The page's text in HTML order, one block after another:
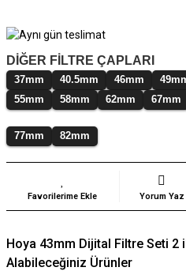
DİĞER FİLTRE ÇAPLARI
37mm 40.5mm 46mm
55mm
58mm 62mm 67mm
77mm 82mm
Yorum Yaz
Hoya 43mm Dijital Filtre Seti 2
Alabileceğiniz Ürünler